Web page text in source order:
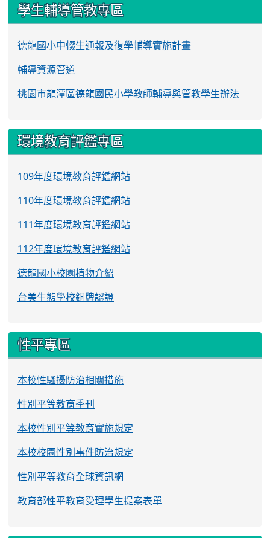
學生輔導管教專區
德龍國小中輟生通報及復學輔導實施計畫
輔導資源管道
桃園市龍潭區德龍國民小學教師輔導與管教學生辦法
環境教育評鑑專區
109年度環境教育評鑑網站
110年度環境教育評鑑網站
111年度環境教育評鑑網站
112年度環境教育評鑑網站
德龍國小校園植物介紹
台美生態學校銅牌認證
性平專區
本校性騷擾防治相關措施
性別平等教育季刊
本校性別平等教育實施規定
本校校園性別事件防治規定
性別平等教育全球資訊網
教育部性平教育受理學生提案表單